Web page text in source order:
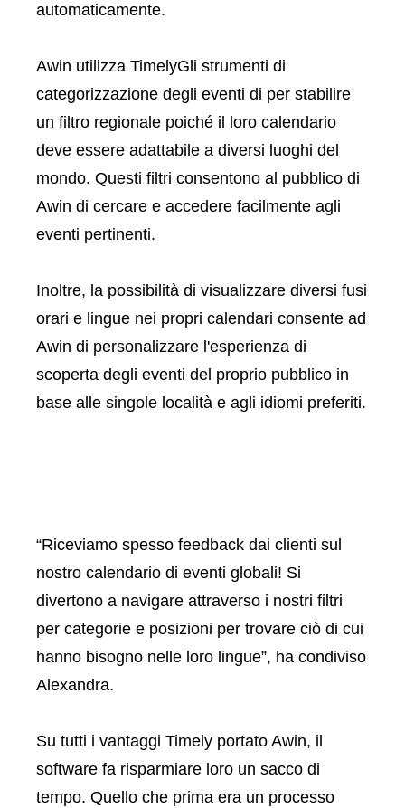
automaticamente.
Awin utilizza TimelyGli strumenti di
categorizzazione degli eventi di per stabilire
un filtro regionale poiché il loro calendario
deve essere adattabile a diversi luoghi del
mondo. Questi filtri consentono al pubblico di
Awin di cercare e accedere facilmente agli
eventi pertinenti.
Inoltre, la possibilità di visualizzare diversi fusi
orari e lingue nei propri calendari consente ad
Awin di personalizzare l'esperienza di
scoperta degli eventi del proprio pubblico in
base alle singole località e agli idiomi preferiti.
“Riceviamo spesso feedback dai clienti sul
nostro calendario di eventi globali! Si
divertono a navigare attraverso i nostri filtri
per categorie e posizioni per trovare ciò di cui
hanno bisogno nelle loro lingue”, ha condiviso
Alexandra.
Su tutti i vantaggi Timely portato Awin, il
software fa risparmiare loro un sacco di
tempo. Quello che prima era un processo